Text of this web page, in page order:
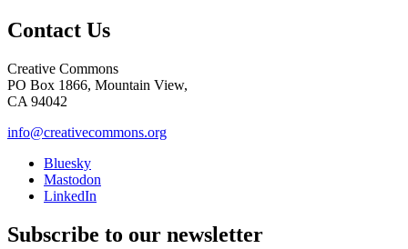
Contact Us
Creative Commons
PO Box 1866, Mountain View,
CA 94042
info@creativecommons.org
Bluesky
Mastodon
LinkedIn
Subscribe to our newsletter